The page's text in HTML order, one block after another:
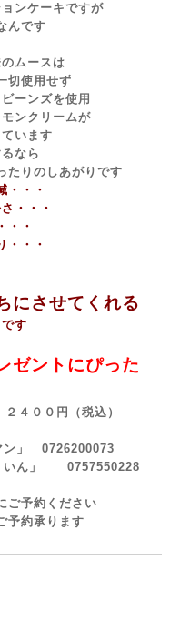
ンケーキですが
んです
ムースは
切使用せず
ーンズを使用
ンクリームが
います
なら
たりのしあがりです
・・・
・・・
・・
・・・
にさせてくれる
す
ゼントにぴった
４００円（税込）
ン」 0726200073
くいん」 0757550228
ご予約ください
予約承ります